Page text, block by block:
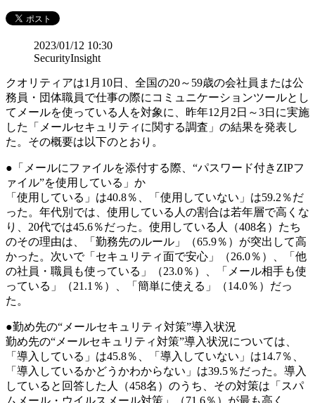
2023/01/12 10:30
SecurityInsight
クオリティアは1月10日、全国の20～59歳の会社員または公
務員・団体職員で仕事の際にコミュニケーションツールとし
てメールを使っている人を対象に、昨年12月2日～3日に実施
した「メールセキュリティに関する調査」の結果を発表し
た。その概要は以下のとおり。
●「メールにファイルを添付する際、“パスワード付きZIPフ
ァイル”を使用している」か
「使用している」は40.8％、「使用していない」は59.2％だ
った。年代別では、使用している人の割合は若年層で高くな
り、20代では45.6％だった。使用している人（408名）たち
のその理由は、「勤務先のルール」（65.9％）が突出して高
かった。次いで「セキュリティ面で安心」（26.0％）、「他
の社員・職員も使っている」（23.0％）、「メール相手も使
っている」（21.1％）、「簡単に使える」（14.0％）だっ
た。
●勤め先の“メールセキュリティ対策”導入状況
勤め先の“メールセキュリティ対策”導入状況については、
「導入している」は45.8％、「導入していない」は14.7％、
「導入しているかどうかわからない」は39.5％だった。導入
していると回答した人（458名）のうち、その対策は「スパ
ムメール・ウイルスメール対策」（71.6％）が最も高く、